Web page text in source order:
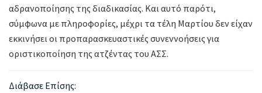
αδρανοποίησης της διαδικασίας. Και αυτό παρότι,
σύμφωνα με πληροφορίες, μέχρι τα τέλη Μαρτίου δεν είχαν
εκκινήσει οι προπαρασκευαστικές συνεννοήσεις για
οριστικοποίηση της ατζέντας του ΑΣΣ.
Διάβασε Επίσης: